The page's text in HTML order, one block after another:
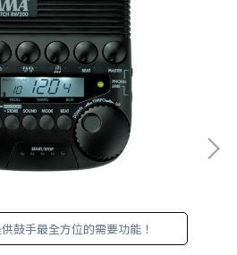
鼓手最全方位的需要功能！